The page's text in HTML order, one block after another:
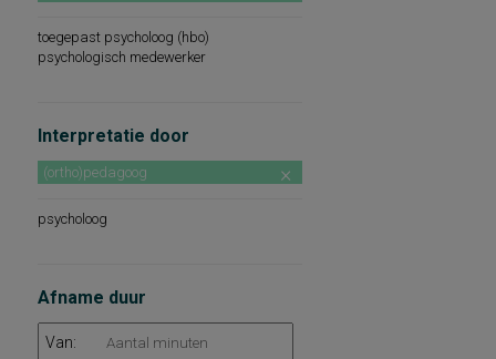
toegepast psycholoog (hbo)
psychologisch medewerker
Interpretatie door
(ortho)pedagoog
psycholoog
Afname duur
Van: